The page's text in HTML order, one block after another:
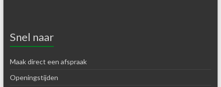
Snel naar
Maak direct een afspraak
Openingstijden